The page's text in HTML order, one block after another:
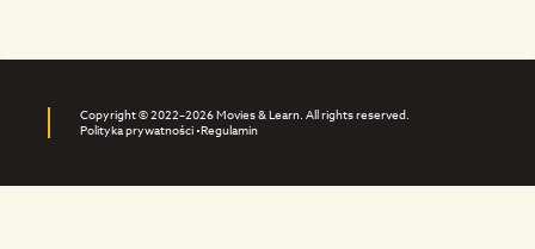
Copyright © 2022–2026 Movies & Learn. All rights reserved.
Polityka prywatności •Regulamin